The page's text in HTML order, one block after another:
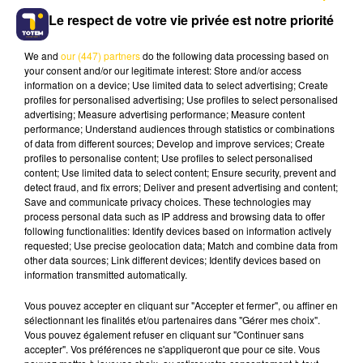
obstinée, volontaire, dévouée, mais surtout
indépendante". Depuis Milhac-d’Auberoche
(Dordogne), il a rappelé "son style, son authenticité,
parfois sa rugosité, mais toujours son engagement".
Sur X, François Hollande souligne son action "au
service de la Corrèze pendant près de quarante ans",
rappelant son mandat de conseillère générale exercé
de 1979 à 2015 : "Elle ne lâchait rien pour son canton".
UNE ÉLUE ACCESSIBLE ET FIDÈLE À SON
TERRITOIRE
Sénateur de la Corrèze, Daniel Chasseing se souvient
d’une femme "très attachée à son canton", proche
ses campagnes. "Elle connaissait toutes les familles",
témoigne-t-il, évoquant aussi son rôle dans le
développement économique local, artisanal comme
Le respect de votre vie privée est notre priorité
We and our (447) partnersdo the following data processing based on
your consent and/or our legitimate interest: Store and/or access
information on a device; Use limited data to select advertising; Create
profiles for personalised advertising; Use profiles to select personalised
advertising; Measure advertising performance; Measure content
performance; Understand audiences through statistics or combinations
of data from different sources; Develop and improve services; Create
profiles to personalise content; Use profiles to select personalised
content; Use limited data to select content; Ensure security, prevent and
detect fraud, and fix errors; Deliver and present advertising and content;
Save and communicate privacy choices. These technologies may
process personal data such as IP address and browsing data to offer
following functionalities: Identify devices based on information actively
requested; Use precise geolocation data; Match and combine data from
other data sources; Link different devices; Identify devices based on
information transmitted automatically.
Vous pouvez accepter en cliquant sur "Accepter et fermer", ou affiner en
sélectionnant les finalités et/ou partenaires dans "Gérer mes choix".
Vous pouvez également refuser en cliquant sur "Continuer sans
accepter". Vos préférences ne s'appliqueront que pour ce site. Vous